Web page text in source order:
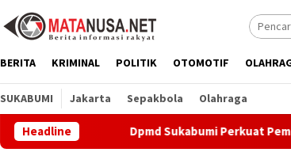
BERITA KRIMINAL POLITIK OTOMOTIF
SUKABUMI Jakarta Sepakbola Olahraga
Headline
Dpmd Sukabumi Perkuat Pembinaan